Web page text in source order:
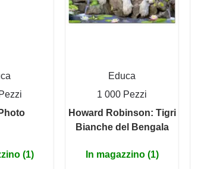
(1)
Educa
1 000 Pezzi
Howard Robinson: Tigri
Bianche del Bengala
In magazzino (1)